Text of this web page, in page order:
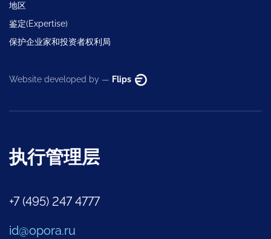
地区
鉴定(Expertise)
保护企业家和投资者权利局
Website developed by — Flips
执行管理层
+7 (495) 247 4777
id@opora.ru